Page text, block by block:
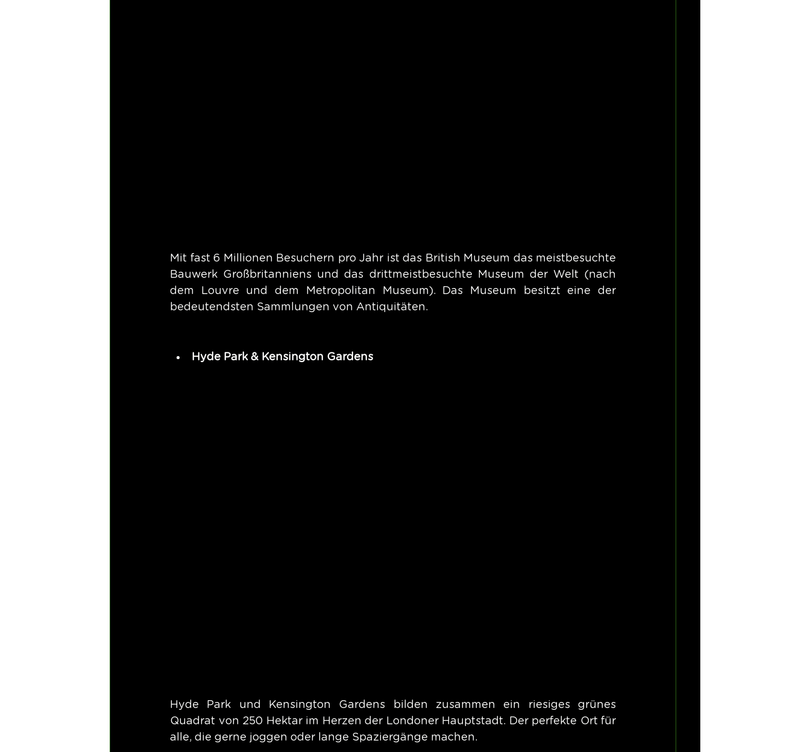
Mit fast 6 Millionen Besuchern pro Jahr ist das British Museum das meistbesuchte
Bauwerk Großbritanniens und das drittmeistbesuchte Museum der Welt (nach
dem Louvre und dem Metropolitan Museum). Das Museum besitzt eine der
bedeutendsten Sammlungen von Antiquitäten.
Hyde Park & Kensington Gardens
Hyde Park und Kensington Gardens bilden zusammen ein riesiges grünes
Quadrat von 250 Hektar im Herzen der Londoner Hauptstadt. Der perfekte Ort für
alle, die gerne joggen oder lange Spaziergänge machen.